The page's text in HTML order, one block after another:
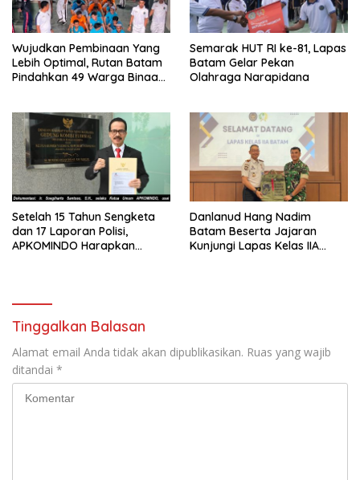
Wujudkan Pembinaan Yang
Lebih Optimal, Rutan Batam
Pindahkan 49 Warga Binaan
Semarak HUT RI ke-81, Lapas
Batam Gelar Pekan
Olahraga Narapidana
Setelah 15 Tahun Sengketa
dan 17 Laporan Polisi,
APKOMINDO Harapkan
Danlanud Hang Nadim
Batam Beserta Jajaran
Kunjungi Lapas Kelas IIA
Tinggalkan Balasan
Alamat email Anda tidak akan dipublikasikan. Ruas yang wajib
ditandai *